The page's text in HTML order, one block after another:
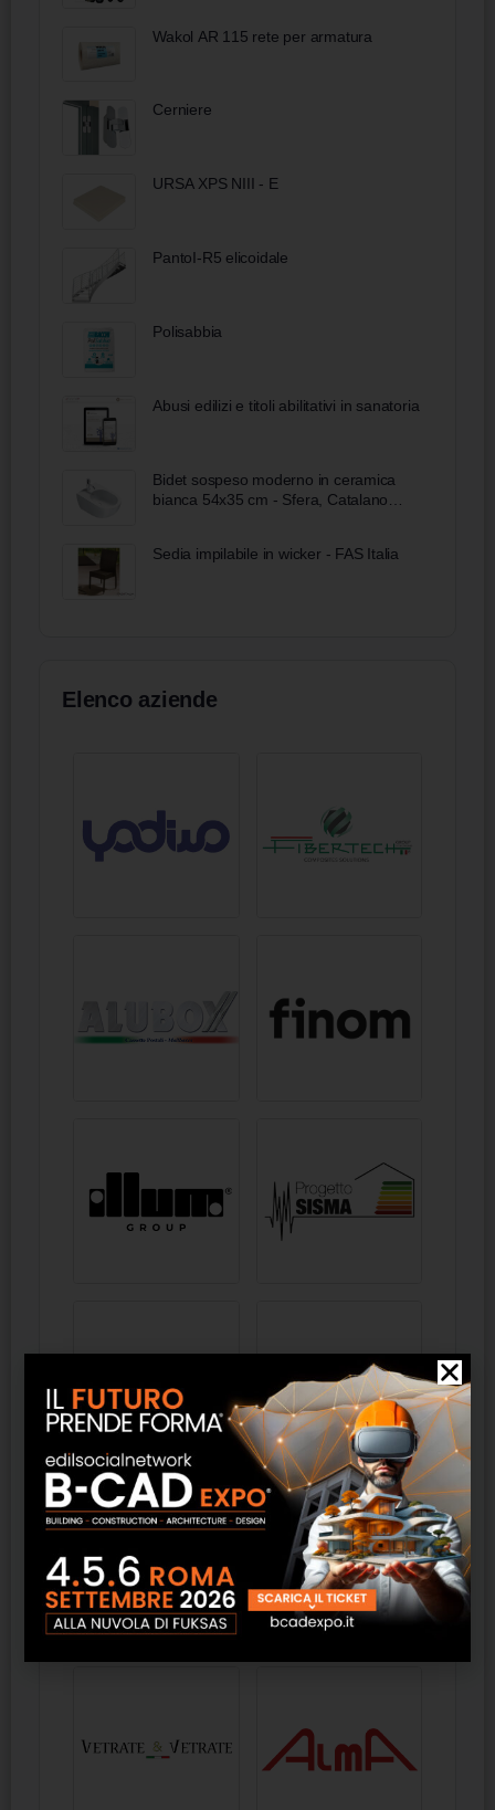
Wakol AR 115 rete per armatura
Cerniere
URSA XPS NIII - E
PantoI-R5 elicoidale
Polisabbia
Abusi edilizi e titoli abilitativi in sanatoria
Bidet sospeso moderno in ceramica
bianca 54x35 cm - Sfera, Catalano
Sedia impilabile in wicker - FAS Italia
Elenco aziende